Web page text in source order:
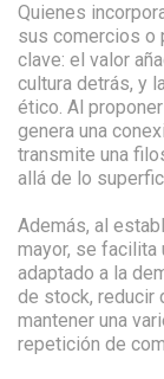
Quienes
sus comercios o
clave: el valor
cultura detrás, y
ético. Al
genera una
transmite una
allá de lo
Además, al
mayor, se facilita
adaptado a la
de stock, reducir
mantener una
repetición de